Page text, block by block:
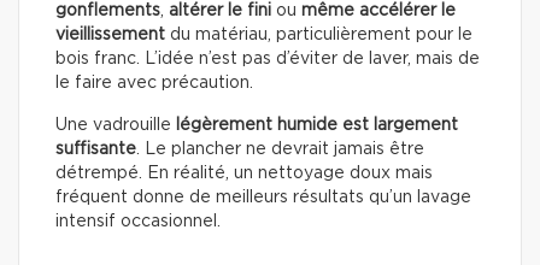
gonflements altérer le fini ou même accélérer le
vieillissement du matériau, particulièrement pour le
bois franc. L’idée n’est pas d’éviter de laver, mais de
le faire avec précaution.
Une vadrouille
légèrement humide est largement
suffisante . Le plancher ne devrait jamais être
détrempé. En réalité, un nettoyage doux mais
fréquent donne de meilleurs résultats qu’un lavage
intensif occasionnel.